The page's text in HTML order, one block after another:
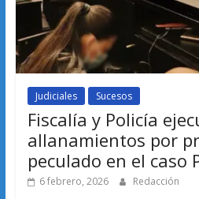
Judiciales Sucesos
Fiscalía y Policía
allanamientos por
peculado en el caso
6 febrero, 2026 Redacción